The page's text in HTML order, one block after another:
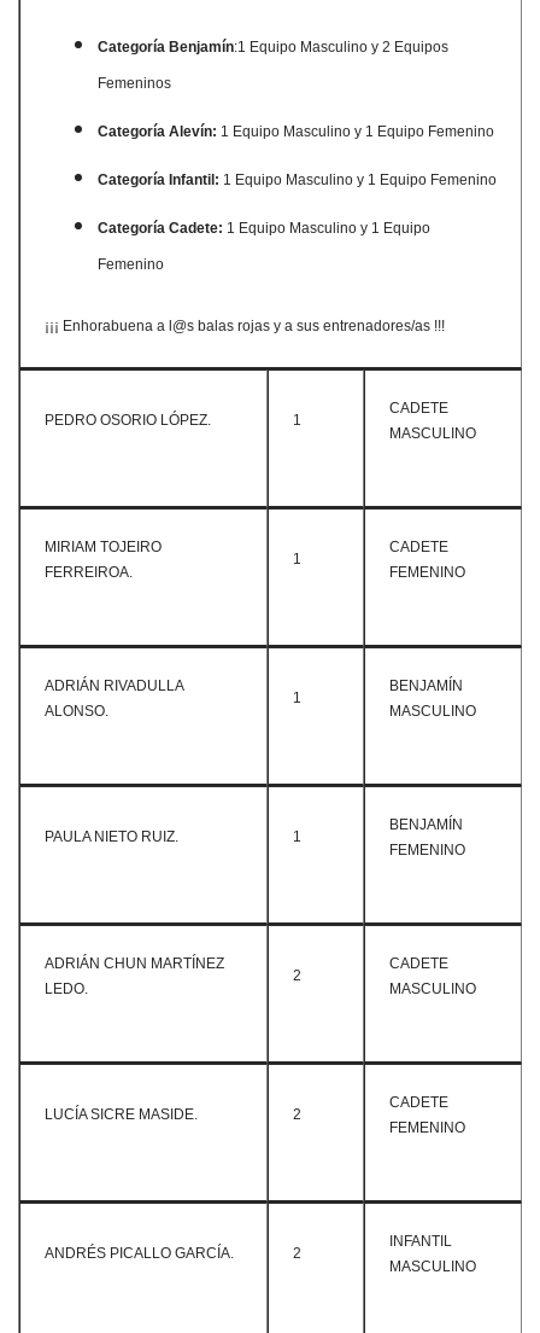
Categoría Benjamín:1 Equipo Masculino y 2 Equipos
Femeninos
Categoría Alevín: 1 Equipo Masculino y 1 Equipo Femenino
Categoría Infantil: 1 Equipo Masculino y 1 Equipo Femenino
Categoría Cadete: 1 Equipo Masculino y 1 Equipo
Femenino
​¡¡¡ Enhorabuena a l@s balas rojas y a sus entrenadores/as !!!
PEDRO OSORIO LÓPEZ. 1
CADETE
MASCULINO
MIRIAM TOJEIRO
FERREIROA.
1
CADETE
FEMENINO
ADRIÁN RIVADULLA
ALONSO.
1
BENJAMÍN
MASCULINO
PAULA NIETO RUIZ. 1
BENJAMÍN
FEMENINO
ADRIÁN CHUN MARTÍNEZ
LEDO.
2
CADETE
MASCULINO
LUCÍA SICRE MASIDE. 2
CADETE
FEMENINO
ANDRÉS PICALLO GARCÍA. 2
INFANTIL
MASCULINO